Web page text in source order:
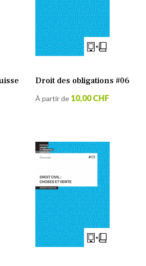
Droit des obligations #06
À partir de 10,00 CHF